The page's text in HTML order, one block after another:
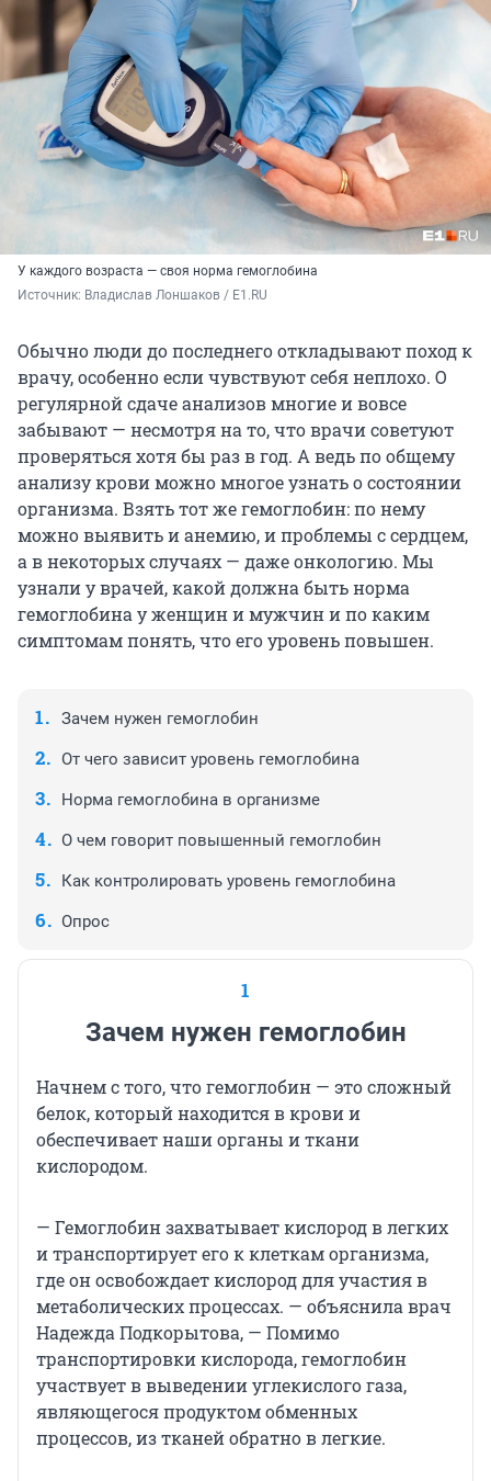
У каждого возраста — своя норма гемоглобина
Источник: Владислав Лоншаков / E1.RU
Обычно люди до последнего откладывают поход к
врачу, особенно если чувствуют себя неплохо. О
регулярной сдаче анализов многие и вовсе
забывают — несмотря на то, что врачи советуют
проверяться хотя бы раз в год. А ведь по общему
анализу крови можно многое узнать о состоянии
организма. Взять тот же гемоглобин: по нему
можно выявить и анемию, и проблемы с сердцем,
а в некоторых случаях — даже онкологию. Мы
узнали у врачей, какой должна быть норма
гемоглобина у женщин и мужчин и по каким
симптомам понять, что его уровень повышен.
Зачем нужен гемоглобин
От чего зависит уровень гемоглобина
Норма гемоглобина в организме
О чем говорит повышенный гемоглобин
Как контролировать уровень гемоглобина
Опрос
1
Зачем нужен гемоглобин
Начнем с того, что гемоглобин — это сложный
белок, который находится в крови и
обеспечивает наши органы и ткани
кислородом.
— Гемоглобин захватывает кислород в легких
и транспортирует его к клеткам организма,
где он освобождает кислород для участия в
метаболических процессах. — объяснила врач
Надежда Подкорытова, — Помимо
транспортировки кислорода, гемоглобин
участвует в выведении углекислого газа,
являющегося продуктом обменных
процессов, из тканей обратно в легкие.